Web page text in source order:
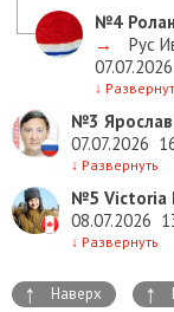
№4
→
Рус
07.07.2026
↓
№3
07.07.2026
↓ Развернуть
№5 Victoria
08.07.2026
↓ Развернуть
↑ Наверх ↑